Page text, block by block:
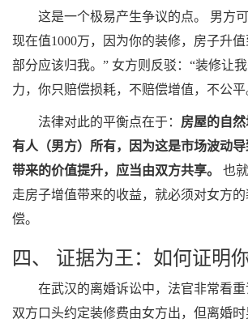
这是一个极易产生争议的点。 男方
现在值1000万，因为你的装修，房子升
部分应该归我。” 女方则反驳：“装修让
力，你只赔偿损耗，不赔偿增值，不公平
法律对此的平衡点在于： 房屋的自
有人（男方）所有，因为这是市场波动
带来的价值提升，应当由双方共享。
也
走房子增值带来的收益，就必须对女方
偿。
四、 证据为王：如何证明
在武汉的离婚诉讼中，法官非常看重
双方口头约定装修费由女方出，但离婚